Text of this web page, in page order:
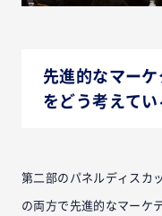
先進的なマー
をどう考えてい
第二部のパネルディスカ
の両方で先進的なマーケ